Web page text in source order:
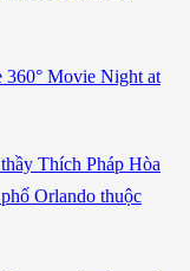
360° Movie Night at
Thích Pháp Hòa
Orlando thuộc